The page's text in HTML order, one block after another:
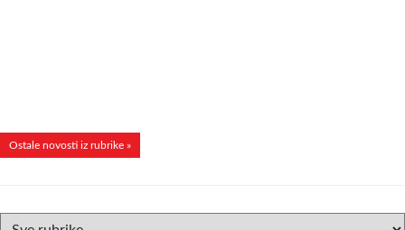
Ostale novosti iz rubrike »